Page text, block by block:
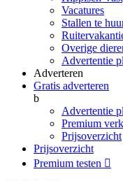
Vacatures
Stallen te
Overige
Advertentie
Adverteren
Gratis adverteren
b
Advertentie
Premium
Prijsoverzicht
Prijsoverzicht
Premium testen 